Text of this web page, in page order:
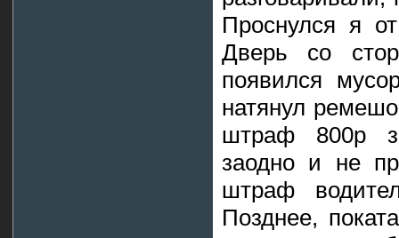
Проснулся я
Дверь со
появился
натянул
штраф 800р
заодно и не
штраф
Позднее,